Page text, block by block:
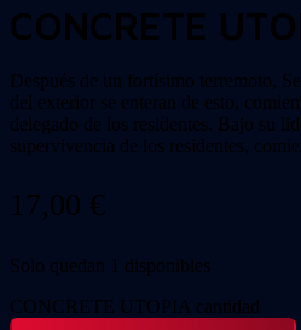
CONCRETE
Después de un fortísimo terremoto,
del exterior se enteran de esto,
delegado de los residentes. Bajo su
supervivencia de los residentes,
17,00 €
Solo quedan 1 disponibles
CONCRETE UTOPIA cantidad